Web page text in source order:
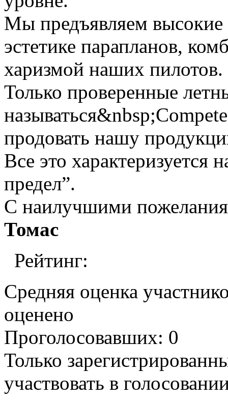
Мы предъявляем высокие
эстетике парапланов,
харизмой наших пилотов.
Только проверенные
продовать нашу
Все это
предел”.
С наилучшими
Томас
Рейтинг:
Средняя оценка
оценено
Проголосовавших: 0
Только
участвовать в